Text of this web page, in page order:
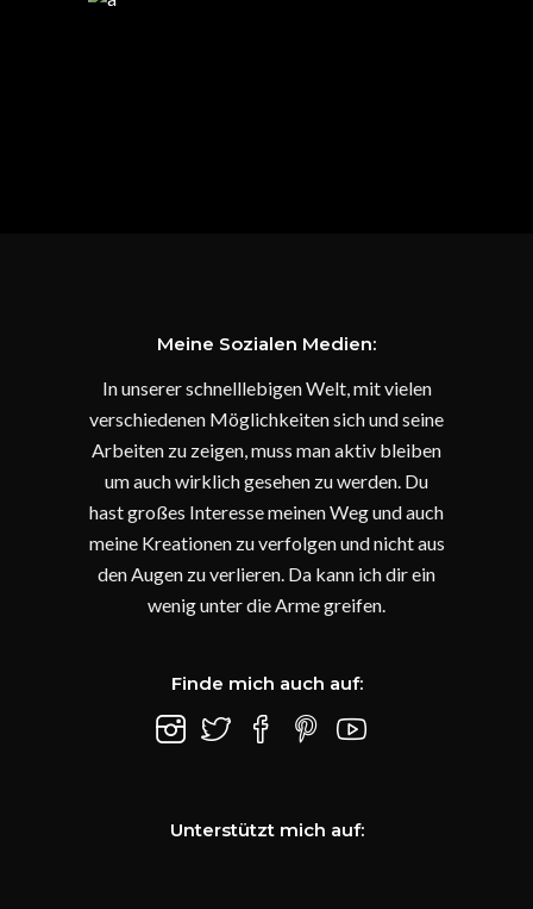
Meine Sozialen Medien:
In unserer schnelllebigen Welt, mit vielen
verschiedenen Möglichkeiten sich und seine
Arbeiten zu zeigen, muss man aktiv bleiben
um auch wirklich gesehen zu werden. Du
hast großes Interesse meinen Weg und auch
meine Kreationen zu verfolgen und nicht aus
den Augen zu verlieren. Da kann ich dir ein
wenig unter die Arme greifen.
Finde mich auch auf:
Unterstützt mich auf: